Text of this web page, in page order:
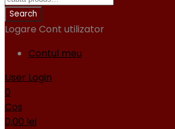
Logare Cont utilizator
Contul meu
User Login
0
Cos
0,00 lei